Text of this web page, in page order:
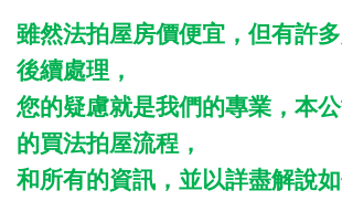
雖然法拍屋房價便宜，但有許
後續處理，
您的疑慮就是我們的專業，本
的買法拍屋流程，
和所有的資訊，並以詳盡解說